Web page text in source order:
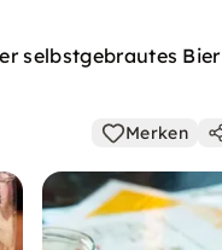
selbstgebrautes Bier
Merken